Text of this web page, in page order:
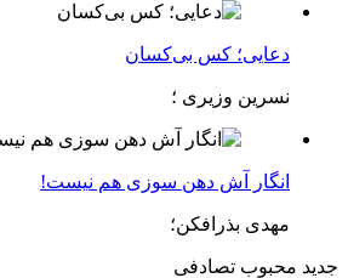
دعایی؛ کس بی‌کسان
نسرین وزیری ؛
انگار آش دهن سوزی هم نیست!
مهدی بذرافکن؛
جدید محبوب تصادفی